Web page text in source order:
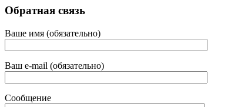
Обратная связь
Ваше имя (обязательно)
Ваш e-mail (обязательно)
Сообщение